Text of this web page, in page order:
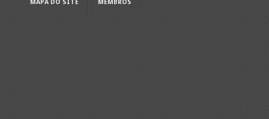
MAPA DO SITE MEMBROS